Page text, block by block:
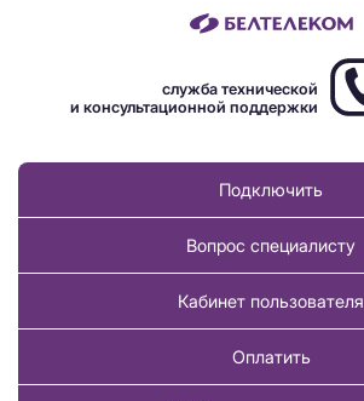
служба технической
и консультационной поддержки
Подключить
Вопрос специалисту
Кабинет пользователя
Оплатить